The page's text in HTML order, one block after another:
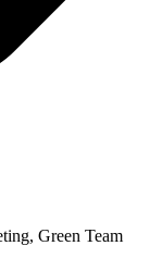
Green Team